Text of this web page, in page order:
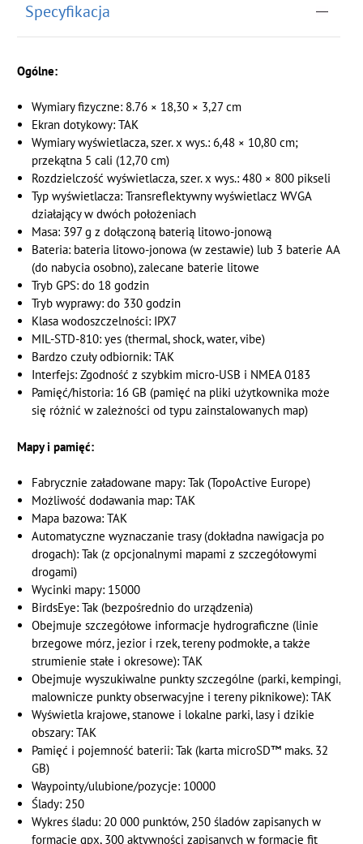
Specyfikacja
Ogólne:
Wymiary fizyczne: 8.76 × 18,30 × 3,27 cm
Ekran dotykowy: TAK
Wymiary wyświetlacza, szer. x wys.: 6,48 × 10,80 cm;
przekątna 5 cali (12,70 cm)
Rozdzielczość wyświetlacza, szer. x wys.: 480 × 800 pikseli
Typ wyświetlacza: Transreflektywny wyświetlacz WVGA
działający w dwóch położeniach
Masa: 397 g z dołączoną baterią litowo-jonową
Bateria: bateria litowo-jonowa (w zestawie) lub 3 baterie AA
(do nabycia osobno), zalecane baterie litowe
Tryb GPS: do 18 godzin
Tryb wyprawy: do 330 godzin
Klasa wodoszczelności: IPX7
MIL-STD-810: yes (thermal, shock, water, vibe)
Bardzo czuły odbiornik: TAK
Interfejs: Zgodność z szybkim micro-USB i NMEA 0183
Pamięć/historia: 16 GB (pamięć na pliki użytkownika może
się różnić w zależności od typu zainstalowanych map)
Mapy i pamięć:
Fabrycznie załadowane mapy: Tak (TopoActive Europe)
Możliwość dodawania map: TAK
Mapa bazowa: TAK
Automatyczne wyznaczanie trasy (dokładna nawigacja po
drogach): Tak (z opcjonalnymi mapami z szczegółowymi
drogami)
Wycinki mapy: 15000
BirdsEye: Tak (bezpośrednio do urządzenia)
Obejmuje szczegółowe informacje hydrograficzne (linie
brzegowe mórz, jezior i rzek, tereny podmokłe, a także
strumienie stałe i okresowe): TAK
Obejmuje wyszukiwalne punkty szczególne (parki, kempingi,
malownicze punkty obserwacyjne i tereny piknikowe): TAK
Wyświetla krajowe, stanowe i lokalne parki, lasy i dzikie
obszary: TAK
Pamięć i pojemność baterii: Tak (karta microSD™ maks. 32
GB)
Waypointy/ulubione/pozycje: 10000
Ślady: 250
Wykres śladu: 20 000 punktów, 250 śladów zapisanych w
formacie gpx, 300 aktywności zapisanych w formacie fit